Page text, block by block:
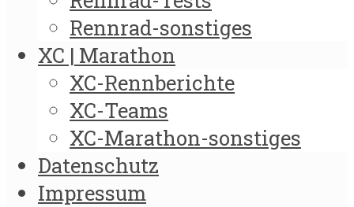
Rennrad-sonstiges
XC | Marathon
XC-Rennberichte
XC-Teams
XC-Marathon-sonstiges
Datenschutz
Impressum